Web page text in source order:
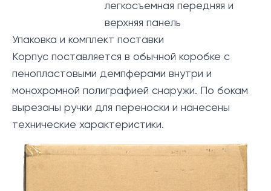
легкосъемная передняя и
верхняя панель
Упаковка и комплект поставки
Корпус поставляется в обычной коробке с
пенопластовыми демпферами внутри и
монохромной полиграфией снаружи. По бокам
вырезаны ручки для переноски и нанесены
технические характеристики.